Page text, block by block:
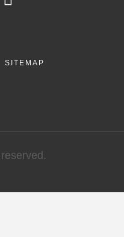
SITEMAP